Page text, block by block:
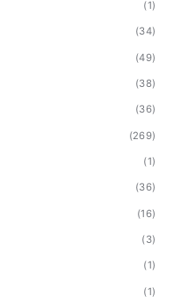
(1)
(34)
(49)
(38)
(36)
(269)
(1)
(36)
(16)
(3)
(1)
(1)